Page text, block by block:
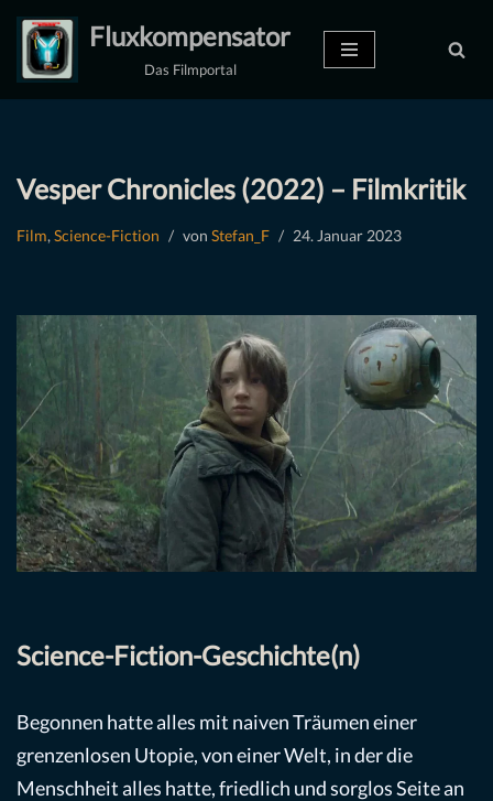
Zum
Inhalt
Fluxkompensator
Das Filmportal
Vesper Chronicles (2022) – Filmkritik
Film, Science-Fiction von Stefan_F 24. Januar 2023
Science-Fiction-Geschichte(n)
Begonnen hatte alles mit naiven Träumen einer
grenzenlosen Utopie, von einer Welt, in der die
Menschheit alles hatte, friedlich und sorglos Seite an